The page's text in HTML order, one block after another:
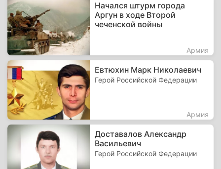
Начался штурм города
Аргун в ходе Второй
чеченской войны
Армия
Евтюхин Марк Николаевич
Герой Российской Федерации
Армия
Доставалов Александр
Васильевич
Герой Российской Федерации